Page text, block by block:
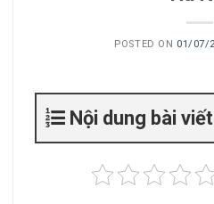
POSTED ON 01/07/
Nội dung bài viết